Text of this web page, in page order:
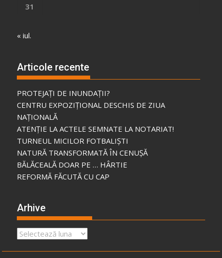
31
« iul.
Articole recente
PROTEJAȚI DE INUNDAȚII?
CENTRU EXPOZIȚIONAL DESCHIS DE ZIUA
NAȚIONALĂ
ATENȚIE LA ACTELE SEMNATE LA NOTARIAT!
TURNEUL MICILOR FOTBALIȘTI
NATURĂ TRANSFORMATĂ ÎN CENUȘĂ
BĂLĂCEALĂ DOAR PE … HÂRTIE
REFORMĂ FĂCUTĂ CU CAP
Arhive
Arhive